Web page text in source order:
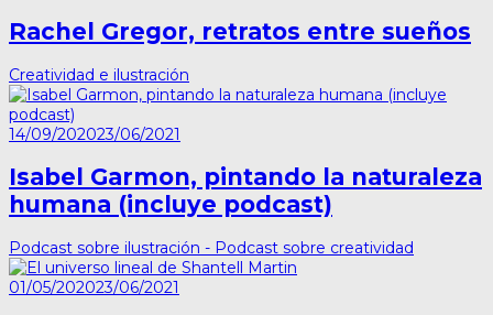
Rachel Gregor, retratos entre sueños
Creatividad e ilustración
14/09/202023/06/2021
Isabel Garmon, pintando la naturaleza
humana (incluye podcast)
Podcast sobre ilustración - Podcast sobre creatividad
01/05/202023/06/2021